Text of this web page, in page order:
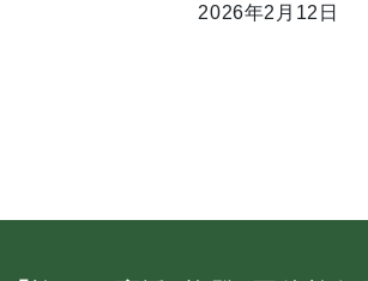
2026年2月12日